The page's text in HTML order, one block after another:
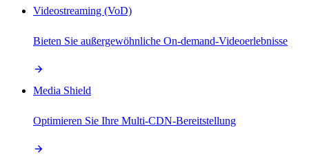
Videostreaming (VoD)
Bieten Sie außergewöhnliche On-demand-Videoerlebnisse
Media Shield
Optimieren Sie Ihre Multi-CDN-Bereitstellung